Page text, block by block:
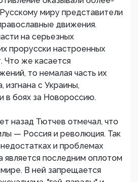
миру представители
движения.
на серьезных
прорусски настроенных
Что же касается
то немалая часть их
изгнана с Украины,
в боях за Новороссию.
назад Тютчев отмечал, что
— Россия и революция. Так
и проблемах
является последним оплотом
В ней запрещается